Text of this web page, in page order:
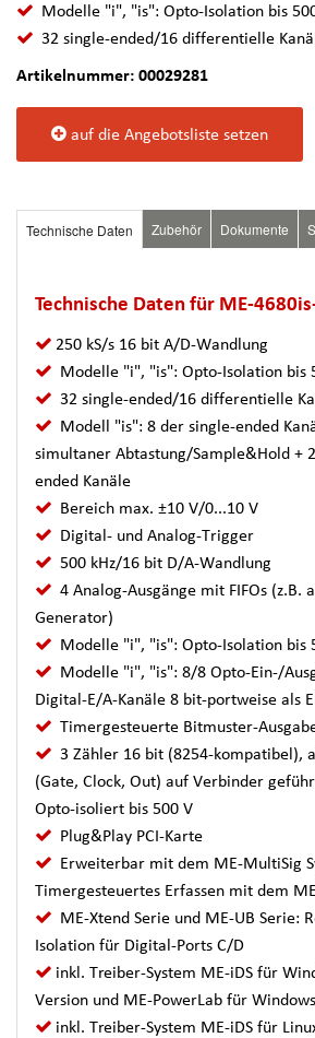
Modelle "i", "is": Opto-Isolation bis
32 single-ended/16 differentielle
Artikelnummer: 00029281
auf die Angebotsliste setzen
Technische Daten Zubehör Dokumente
Technische Daten für ME-
250 kS/s 16 bit A/D-Wandlung
Modelle "i", "is": Opto-Isolation bis
32 single-ended/16 differentielle
Modell "is": 8 der single-ended
simultaner Abtastung/Sample&Hold +
ended Kanäle
Bereich max. ±10 V/0...10 V
Digital- und Analog-Trigger
500 kHz/16 bit D/A-Wandlung
4 Analog-Ausgänge mit FIFOs (z.B.
Generator)
Modelle "i", "is": Opto-Isolation bis
Modelle "i", "is": 8/8 Opto-Ein-/
Digital-E/A-Kanäle 8 bit-portweise als
Timergesteuerte Bitmuster-
3 Zähler 16 bit (8254-kompatibel),
(Gate, Clock, Out) auf Verbinder
Opto-isoliert bis 500 V
Plug&Play PCI-Karte
Erweiterbar mit dem ME-MultiSig
Timergesteuertes Erfassen mit dem
ME-Xtend Serie und ME-UB Serie:
Isolation für Digital-Ports C/D
inkl. Treiber-System ME-iDS für
Version und ME-PowerLab für Windows
inkl. Treiber-System ME-iDS für